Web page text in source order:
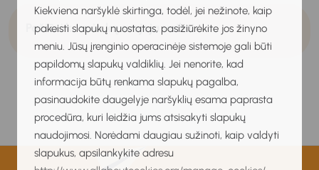
Kiekviena naršyklė skirtinga, todėl, jei nežinote, kaip
pakeisti slapukų nuostatas, pasižiūrėkite jos žinyno
meniu. Jūsų įrenginio operacinėje sistemoje gali būti
papildomų slapukų valdiklių. Jei nenorite, kad
informacija būtų renkama slapukų pagalba,
pasinaudokite daugelyje naršyklių esama paprasta
procedūra, kuri leidžia jums atsisakyti slapukų
naudojimosi. Norėdami daugiau sužinoti, kaip valdyti
slapukus, apsilankykite adresu
Pažiūrėk, apie ką svajoja vaikai